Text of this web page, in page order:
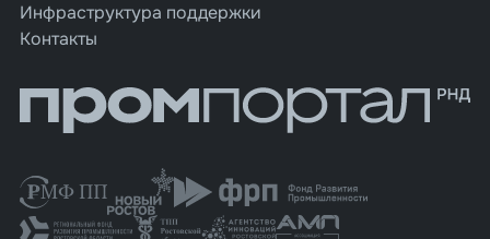
Инфраструктура поддержки
Контакты